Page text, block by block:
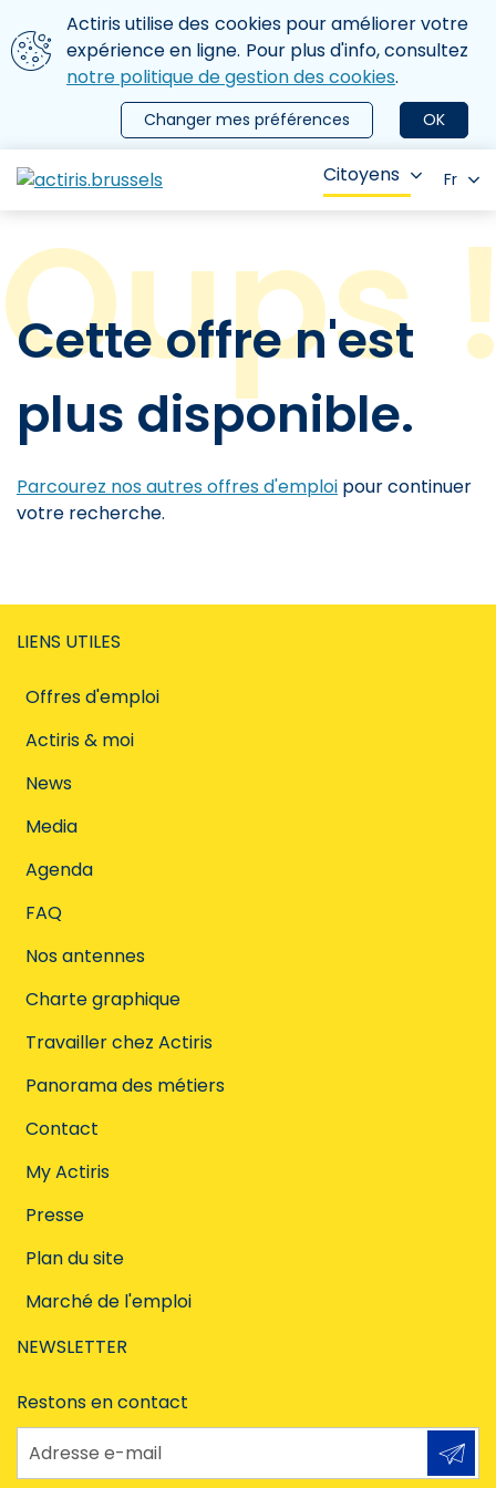
Aller au contenu principal
Nous utilisons des cookies
Actiris utilise des cookies pour améliorer votre
expérience en ligne. Pour plus d'info, consultez
notre politique de gestion des cookies.
OK
Changer mes préférences
le menu
Citoyens Fr
Cette offre n'est
plus disponible.
Parcourez nos autres offres d'emploi pour continuer
votre recherche.
LIENS UTILES
Offres d'emploi
Actiris & moi
News
Media
Agenda
FAQ
Nos antennes
Charte graphique
Travailler chez Actiris
Panorama des métiers
Contact
My Actiris
Presse
Plan du site
Marché de l'emploi
NEWSLETTER
Restons en contact
Adresse e-mail